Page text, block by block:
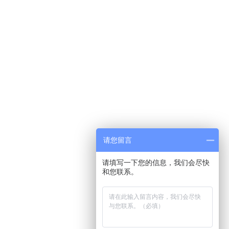
请您留言
请填写一下您的信息，我们会尽快
和您联系。